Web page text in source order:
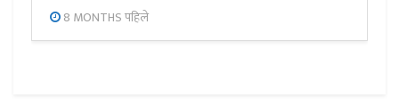
8 MONTHS पहिले